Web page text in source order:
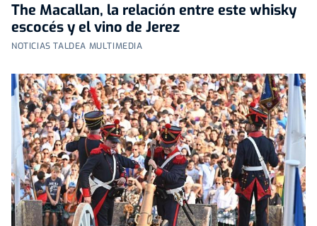
The Macallan, la relación entre este whisky
escocés y el vino de Jerez
NOTICIAS TALDEA MULTIMEDIA